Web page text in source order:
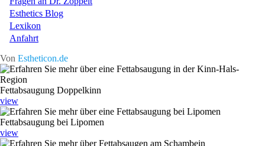
Esthetics Blog
Lexikon
Anfahrt
Von Estheticon.de
Fettabsaugung Doppelkinn
view
Fettabsaugung bei Lipomen
view